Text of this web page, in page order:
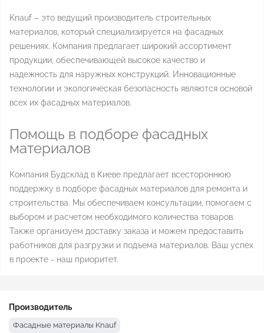
Knauf – это ведущий производитель строительных
материалов, который специализируется на фасадных
решениях. Компания предлагает широкий ассортимент
продукции, обеспечивающей высокое качество и
надежность для наружных конструкций. Инновационные
технологии и экологическая безопасность являются основой
всех их фасадных материалов.
Помощь в подборе фасадных
материалов
Компания Будсклад в Киеве предлагает всестороннюю
поддержку в подборе фасадных материалов для ремонта и
строительства. Мы обеспечиваем консультации, помогаем с
выбором и расчетом необходимого количества товаров.
Также организуем доставку заказа и можем предоставить
работников для разгрузки и подъема материалов. Ваш успех
в проекте - наш приоритет.
Производитель
Фасадные материалы Knauf